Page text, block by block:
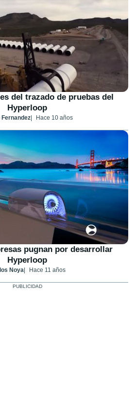
del trazado de pruebas del
Hyperloop
Hace 10 años
pugnan por desarrollar
Hyperloop
Noya Hace 11 años